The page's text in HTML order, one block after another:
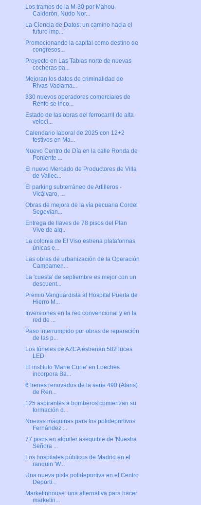
Los tramos de la M-30 por Mahou-
Calderón, Nudo Nor...
La Ciencia de Datos: un camino hacia el
futuro imp...
Promocionando la capital como destino de
congresos...
Proyecto en Las Tablas norte de nuevas
cocheras pa...
Mejoran los datos de criminalidad de
Rivas-Vaciama...
330 nuevos operadores comerciales de
Renfe se inco...
Estado de las obras del ferrocarril de alta
veloci...
Calendario laboral de 2025 con 12+2
festivos en Ma...
Nuevo Centro de Día en la calle Ronda de
Poniente ...
El nuevo Mercado de Productores de Villa
de Vallec...
El parking subterráneo de Artilleros -
Vicálvaro, ...
Obras de mejora de la vía pecuaria Cordel
Segovian...
Entrega de llaves de 78 pisos del Plan
Vive de alq...
La colonia de El Viso estrena plataformas
únicas e...
Las obras de urbanización de la Operación
Campamen...
La 'cuesta' de septiembre es mejor con un
descuent...
Premio Vanguardista al Hospital Puerta de
Hierro M...
Inversiones en la red convencional y en la
red de ...
Paso interrumpido por obras de reparación
de las p...
Los túneles de AZCA estrenan 582 luces
LED
El instituto 'Marie Curie' en Loeches
incorpora Ba...
6 trenes renovados de la serie 490 (Alaris)
de Ren...
125 aspirantes a bomberos comienzan su
formación d...
Nuevas máquinas para los polideportivos
Fernández ...
77 pisos en alquiler asequible de 'Nuestra
Señora ...
Los hospitales públicos de Madrid en el
ranquin 'W...
Una nueva pista polideportiva en el Centro
Deporti...
Marketinhouse: una alternativa para hacer
marketin...